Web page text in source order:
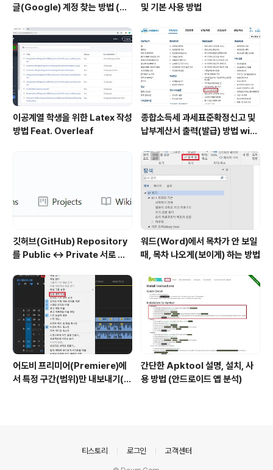
글(Google) 계정 찾는 방법 (핸
및 기본 사용 방법
이공계열 학생을 위한 Latex 작성
방법 Feat. Overleaf
종합소득세 과세표준확정신고 및
납부계산서 출력(발급) 방법 with
깃허브(GitHub) Repository
를 Public ↔ Private 서로 변
워드(Word)에서 목차가 안 보일
때, 목차 나오게(보이게) 하는 방법
어도비 프리미어(Premiere)에
서 특정 구간(범위)만 내보내기(출
간단한 Apktool 설명, 설치, 사
용 방법 (안드로이드 앱 분석)
티스토리 로그인 고객센터